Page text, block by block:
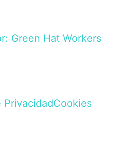
PrivacidadCookies
Green Hat Workers